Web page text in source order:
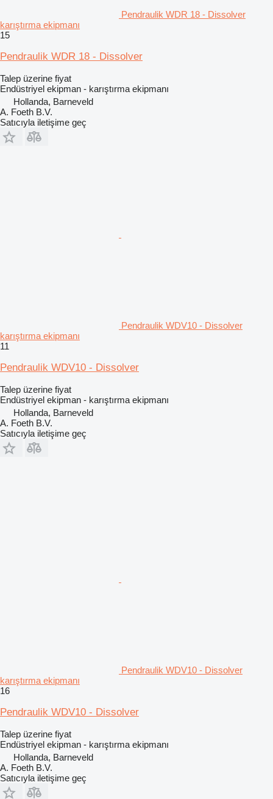
Pendraulik WDR 18 - Dissolver
karıştırma ekipmanı
15
Pendraulik WDR 18 - Dissolver
Talep üzerine fiyat
Endüstriyel ekipman - karıştırma ekipmanı
Hollanda, Barneveld
A. Foeth B.V.
Satıcıyla iletişime geç
Pendraulik WDV10 - Dissolver
karıştırma ekipmanı
11
Pendraulik WDV10 - Dissolver
Talep üzerine fiyat
Endüstriyel ekipman - karıştırma ekipmanı
Hollanda, Barneveld
A. Foeth B.V.
Satıcıyla iletişime geç
Pendraulik WDV10 - Dissolver
karıştırma ekipmanı
16
Pendraulik WDV10 - Dissolver
Talep üzerine fiyat
Endüstriyel ekipman - karıştırma ekipmanı
Hollanda, Barneveld
A. Foeth B.V.
Satıcıyla iletişime geç